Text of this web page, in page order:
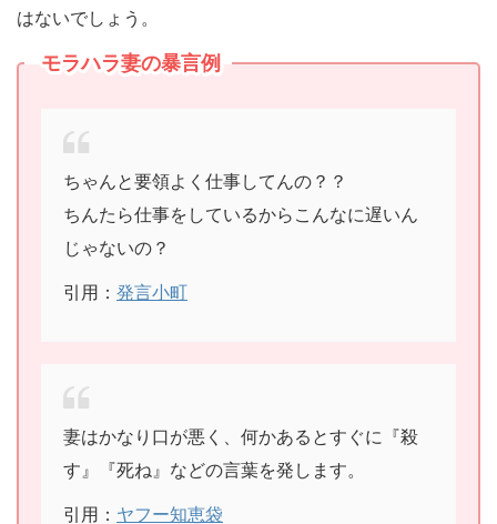
はないでしょう。
モラハラ妻の暴言例
ちゃんと要領よく仕事してんの？？
ちんたら仕事をしているからこんなに遅いん
じゃないの？
引用： 発言小町
妻はかなり口が悪く、何かあるとすぐに『殺
す』『死ね』などの言葉を発します。
引用： ヤフー知恵袋